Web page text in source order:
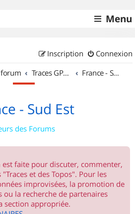
Menu
Connexion
Inscription
Traces GPS de randos VTT France - Sud Est
- Sud Est
des Forums
faite pour discuter, commenter,
et des Topos". Pour les
improvisées, la promotion de
ou la recherche de partenaires
section appropriée.